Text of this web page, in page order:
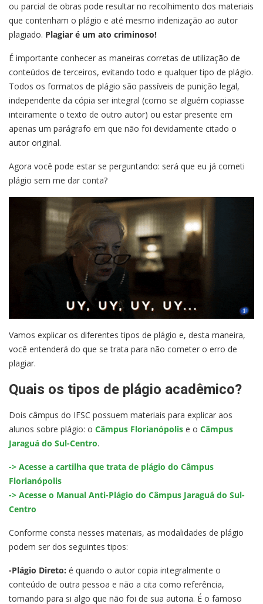
ou parcial de obras pode resultar no recolhimento dos materiais
que contenham o plágio e até mesmo indenização ao autor
plagiado. Plagiar é um ato criminoso!
É importante conhecer as maneiras corretas de utilização de
conteúdos de terceiros, evitando todo e qualquer tipo de plágio.
Todos os formatos de plágio são passíveis de punição legal,
independente da cópia ser integral (como se alguém copiasse
inteiramente o texto de outro autor) ou estar presente em
apenas um parágrafo em que não foi devidamente citado o
autor original.
Agora você pode estar se perguntando: será que eu já cometi
plágio sem me dar conta?
Vamos explicar os diferentes tipos de plágio e, desta maneira,
você entenderá do que se trata para não cometer o erro de
plagiar.
Quais os tipos de plágio acadêmico?
Dois câmpus do IFSC possuem materiais para explicar aos
alunos sobre plágio: o Câmpus Florianópolis e o Câmpus
Jaraguá do Sul-Centro.
-> Acesse a cartilha que trata de plágio do Câmpus
Florianópolis
-> Acesse o Manual Anti-Plágio do Câmpus Jaraguá do Sul-
Centro
Conforme consta nesses materiais, as modalidades de plágio
podem ser dos seguintes tipos:
-Plágio Direto: é quando o autor copia integralmente o
conteúdo de outra pessoa e não a cita como referência,
tomando para si algo que não foi de sua autoria. É o famoso